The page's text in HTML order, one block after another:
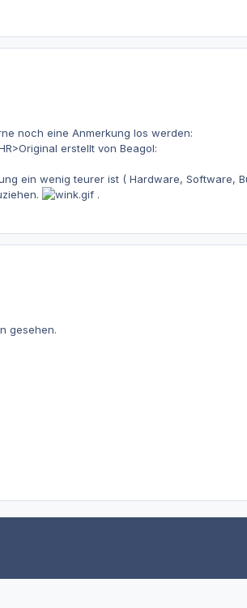
noch eine Anmerkung los werden:
erstellt von Beagol:
ein wenig teurer ist ( Hardware, Software,
.
gesehen.